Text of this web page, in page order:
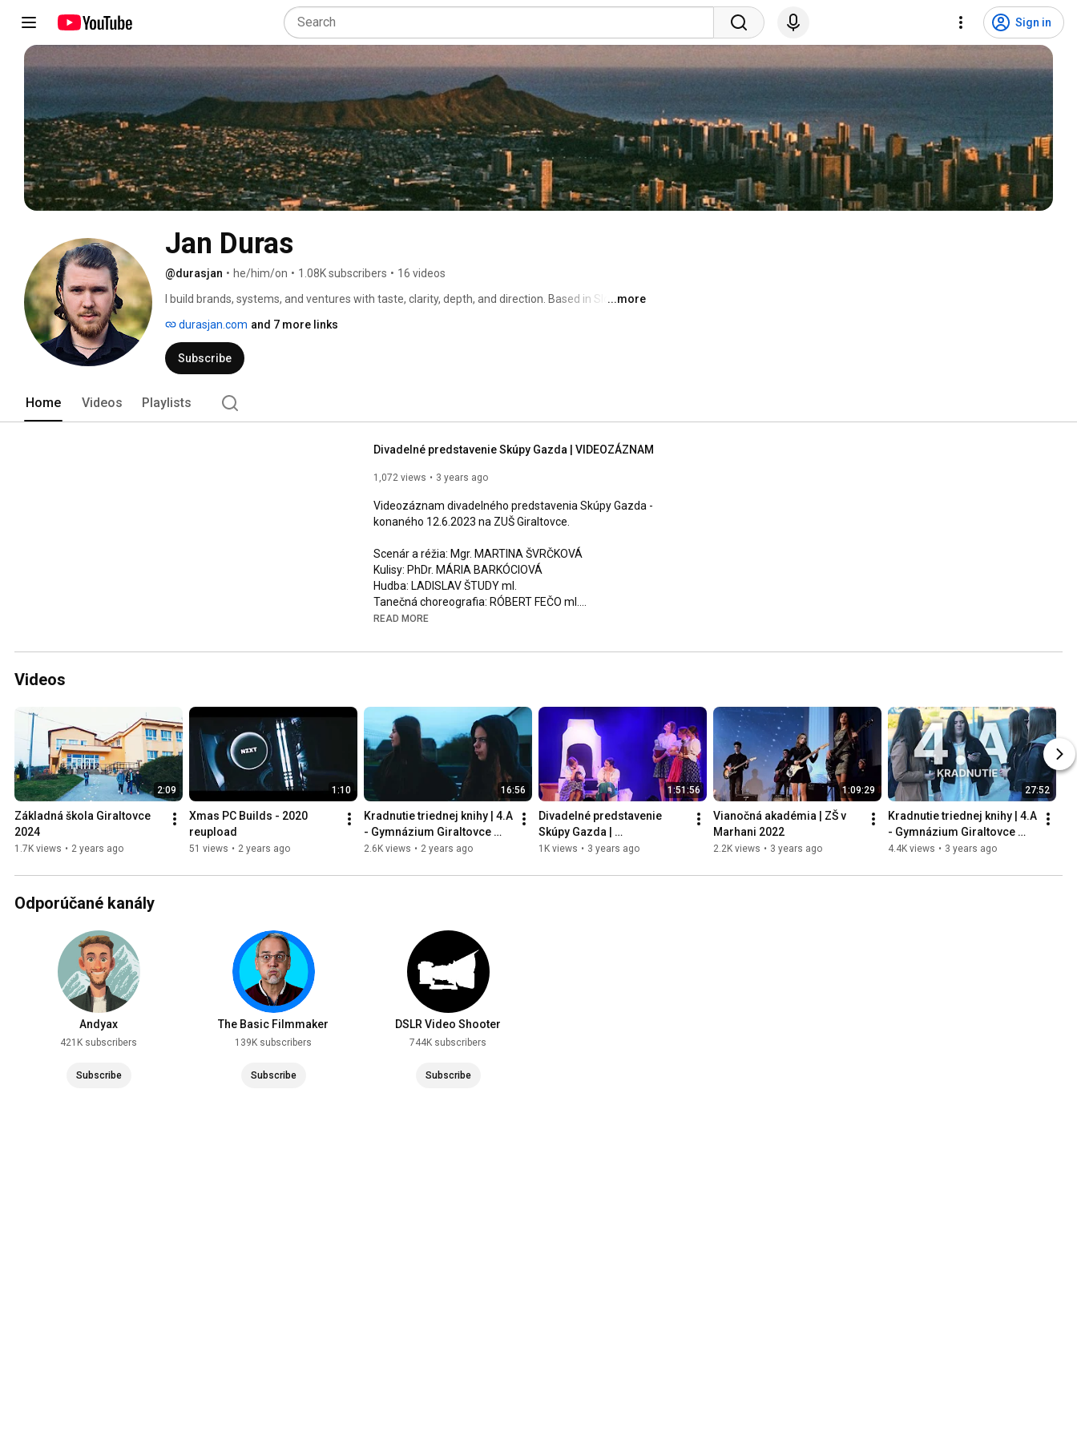
Sign in
Jan Duras
@durasjan • he/him/on • 1.08K subscribers • 16 videos
I build brands, systems, and ventures with taste, clarity, depth, and direction. Based in Slovakia.
DURASIUS
...more
durasjan.com and 7 more links
Subscribe
Home Videos Playlists
Divadelné predstavenie Skúpy Gazda | VIDEOZÁZNAM
1,072 views 3 years ago
Videozáznam divadelného predstavenia Skúpy Gazda -
konaného 12.6.2023 na ZUŠ Giraltovce.
Scenár a réžia: Mgr. MARTINA ŠVRČKOVÁ
Kulisy: PhDr. MÁRIA BARKÓCIOVÁ
Hudba: LADISLAV ŠTUDY ml.
Tanečná choreografia: RÓBERT FEČO ml.
READ MORE
Videos
2:09
Základná škola Giraltovce
2024
1.7K views • 2 years ago
1:10
Xmas PC Builds - 2020
reupload
51 views • 2 years ago
16:56
Kradnutie triednej knihy | 4.A
- Gymnázium Giraltovce
2020-2024
2.6K views • 2 years ago
1:51:56
Divadelné predstavenie
Skúpy Gazda |
VIDEOZÁZNAM
1K views • 3 years ago
1:09:29
Vianočná akadémia | ZŠ v
Marhani 2022
2.2K views • 3 years ago
27:52
Kradnutie triednej knihy | 4.A
- Gymnázium Giraltovce
2019-2023
4.4K views • 3 years ago
Odporúčané kanály
Andyax
421K subscribers
Subscribe
The Basic Filmmaker
139K subscribers
Subscribe
DSLR Video Shooter
744K subscribers
Subscribe